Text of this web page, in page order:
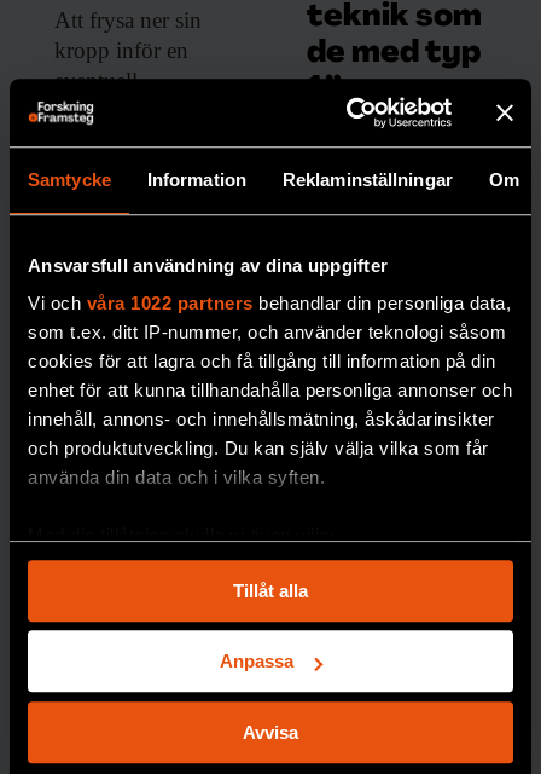
Samtycke Information Reklaminställningar Om
Ansvarsfull användning av dina uppgifter
Vi och våra 1022 partners behandlar din personliga data,
som t.ex. ditt IP-nummer, och använder teknologi såsom
cookies för att lagra och få tillgång till information på din
enhet för att kunna tillhandahålla personliga annonser och
innehåll, annons- och innehållsmätning, åskådarinsikter
och produktutveckling. Du kan själv välja vilka som får
använda din data och i vilka syften.
som kan ha en noggrannhet på upp till flera meter
Identifiera din enhet genom att aktivt skanna den
för specifika kännetecken (fingeravtryck)
Ta reda på mer om hur dina personliga uppgifter
Tillåt alla
Anpassa
Avvisa
Att frysa ner sin
kropp inför en
eventuell
återuppståndelse
kostar drygt två
miljoner kronor. Nu
i norra Sverige.
PREMIUM
DÖDLIGHET
teknik som
de med typ
Att de
erbjuds
löpand
g av
blodso
cker
blir
dyrare i
längde
S